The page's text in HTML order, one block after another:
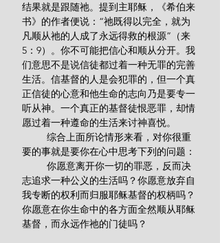
结果就是跟随祂。提到主耶稣，《希伯来
书》的作者便说：“祂既得以完全，就为
凡顺从祂的人成了永远得救的根源”（来
5：9）。你不可能把信心和顺从分开。我
们意思不是说信徒都过着一种无罪的完善
生活。信基督的人是会犯罪的，但一个真
正信徒的心意和他生命的志向乃是要专一
听从神。一个真正的基督徒恨恶罪，却情
愿过着一种遵命的生活来讨神喜悦。
要的事就是要你在心中思考下列的问题：
志追求一种公义的生活吗？你愿意放弃自
我专断的权利而归服耶稣基督的权柄吗？
你愿意在你生命中的各方面全然顺从耶稣
基督，而永远作祂的门徒吗？